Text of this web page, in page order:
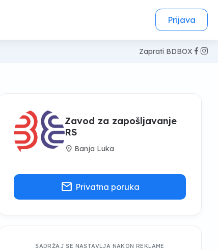
Prijava
Zaprati BDBOX
Zavod za zapošljavanje
RS
location_on Banja Luka
mail Privatna poruka
SADRŽAJ SE NASTAVLJA NAKON REKLAME